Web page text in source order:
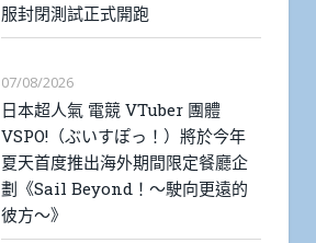
服封閉測試正式開跑
07/08/2026
日本超人氣 電競 VTuber 團體
VSPO!（ぶいすぽっ！）將於今年
夏天首度推出海外期間限定餐廳企
劃《Sail Beyond！～駛向更遠的
彼方～》